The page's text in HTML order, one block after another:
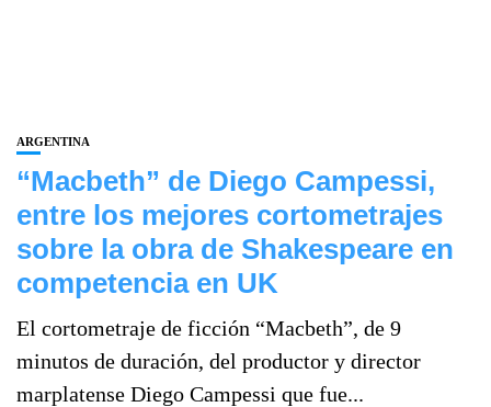
ARGENTINA
“Macbeth” de Diego Campessi,
entre los mejores cortometrajes
sobre la obra de Shakespeare en
competencia en UK
El cortometraje de ficción “Macbeth”, de 9
minutos de duración, del productor y director
marplatense Diego Campessi que fue...